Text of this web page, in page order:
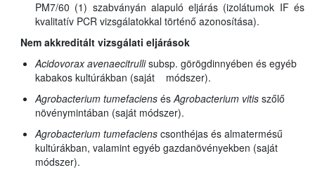
PM7/60 (1) szabványán alapuló eljárás (izolátumok IF és
kvalitatív PCR vizsgálatokkal történő azonosítása).
Nem akkreditált vizsgálati eljárások
Acidovorax avenaecitrullisubsp. görögdinnyében és egyéb
kabakos kultúrákban (saját módszer).
Agrobacterium tumefaciens ésAgrobacterium vitis szőlő
növénymintában (saját módszer).
Agrobacterium tumefaciens csonthéjas és almatermésű
kultúrákban, valamint egyéb gazdanövényekben (saját
módszer).